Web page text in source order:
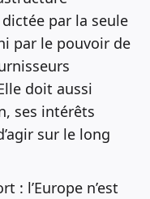
par la seule
par le pouvoir de
doit aussi
ses intérêts
sur le long
: l’Europe n’est